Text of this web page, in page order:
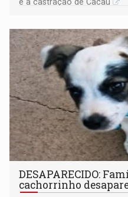
DESAPARECIDO:
cachorrinho